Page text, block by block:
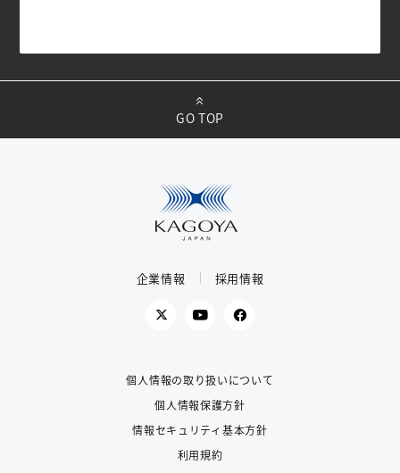
企業情報 採用情報
個人情報の取り扱いについて
個人情報保護方針
情報セキュリティ基本方針
利用規約
GO TOP